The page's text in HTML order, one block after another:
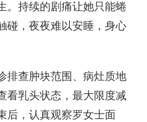
。持续的剧痛让她只能蜷
碰，夜夜难以安睡，身心
排查肿块范围、病灶质地
看乳头状态，最大限度减
后，认真观察罗女士面